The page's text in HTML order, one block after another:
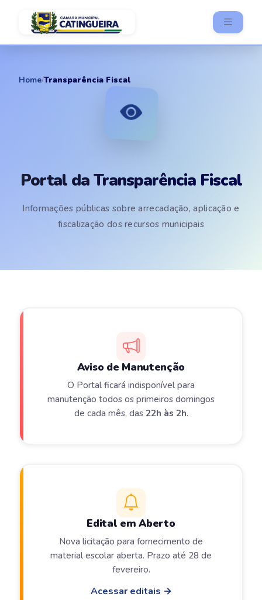
Home/Transparência Fiscal
Portal da Transparência Fiscal
Informações públicas sobre arrecadação, aplicação e
fiscalização dos recursos municipais
Aviso de Manutenção
O Portal ficará indisponível para
manutenção todos os primeiros domingos
de cada mês, das 22h às 2h.
Edital em Aberto
Nova licitação para fornecimento de
material escolar aberta. Prazo até 28 de
fevereiro.
Acessar editais →